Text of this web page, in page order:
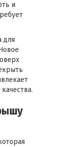
и
для